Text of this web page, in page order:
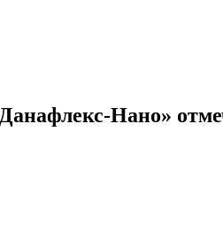
Нано»